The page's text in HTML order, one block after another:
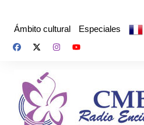
Ámbito cultural Especiales